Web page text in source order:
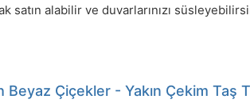
satın alabilir ve duvarlarınızı
Beyaz Çiçekler - Yakın Çekim Taş